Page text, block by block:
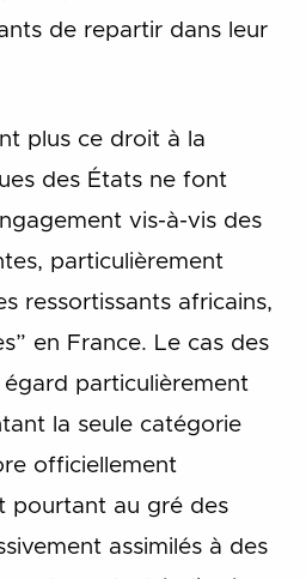
de repartir dans leur
plus ce droit à la
des États ne font
vis-à-vis des
particulièrement
ressortissants africains,
en France. Le cas des
particulièrement
la seule catégorie
officiellement
pourtant au gré des
assimilés à des